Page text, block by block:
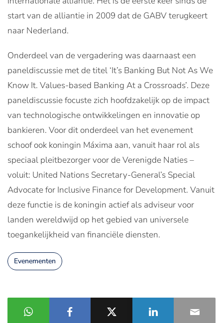
start van de alliantie in 2009 dat de GABV terugkeert
naar Nederland.
Onderdeel van de vergadering was daarnaast een
paneldiscussie met de titel ‘It’s Banking But Not As We
Know It. Values-based Banking At a Crossroads’. Deze
paneldiscussie focuste zich hoofdzakelijk op de impact
van technologische ontwikkelingen en innovatie op
bankieren. Voor dit onderdeel van het evenement
schoof ook koningin Máxima aan, vanuit haar rol als
speciaal pleitbezorger voor de Verenigde Naties –
voluit: United Nations Secretary-General’s Special
Advocate for Inclusive Finance for Development. Vanuit
deze functie is de koningin actief als adviseur voor
landen wereldwijd op het gebied van universele
toegankelijkheid van financiële diensten.
Evenementen